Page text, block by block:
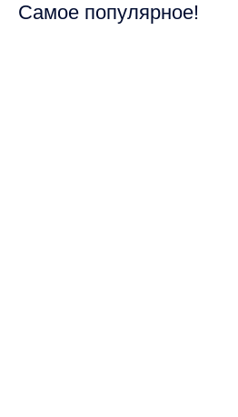
Самое популярное!